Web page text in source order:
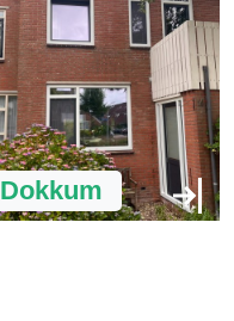
Dokkum